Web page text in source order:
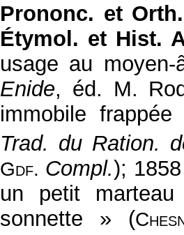
Prononc. et
Étymol. et Hist.
usage au
Enide, éd. M.
immobile
Trad. du Ration.
Gdf. Compl.);
un petit
sonnette » (